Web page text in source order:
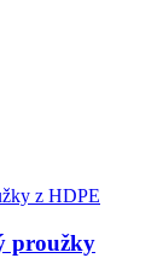
proužky